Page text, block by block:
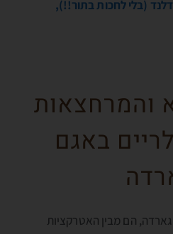
(בלי לחכות בתור!!),
והמרחצאות
באגם
הם מבין האטרקציות